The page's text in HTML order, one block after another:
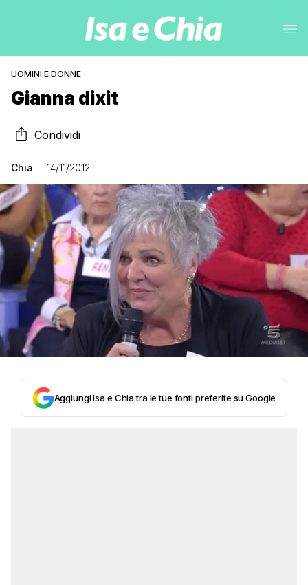
UOMINI E DONNE
Gianna dixit
Condividi
Chia 14/11/2012
Aggiungi Isa e Chia tra le tue fonti preferite su Google